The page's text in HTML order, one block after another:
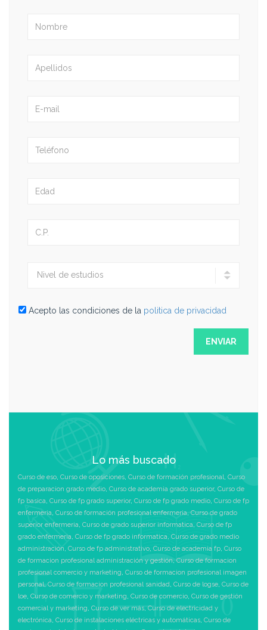
Acepto las condiciones de la politica de privacidad
Lo más buscado
Curso de eso, Curso de oposiciones, Curso de formación profesional, Curso
de preparacion grado medio, Curso de academia grado superior, Curso de
fp basica, Curso de fp grado superior, Curso de fp grado medio, Curso de fp
enfermeria, Curso de formación profesional enfermeria,Curso de grado
superior enfermeria, Curso de grado superior informatica, Curso de fp
grado enfermeria, Curso de fp grado informatica, Curso de grado medio
administración, Curso de fp administrativo, Curso de academia fp, Curso
de formacion profesional administración y gestión,Curso de formacion
profesional comercio y marketing, Curso de formacion profesional imagen
personal,Curso de formacion profesional sanidad, Curso de logse, Curso de
loe, Curso de comercio y marketing, Curso de comercio, Curso de gestión
comercial y marketing, Curso de ver más,Curso de electricidad y
electrónica, Curso de instalaciones eléctricas y automáticas, Curso de